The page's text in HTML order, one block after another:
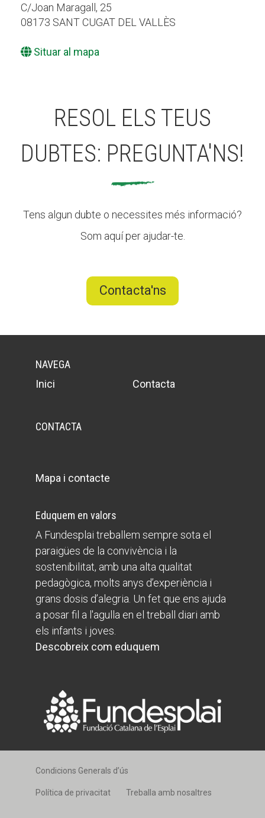
C/Joan Maragall, 25
08173 SANT CUGAT DEL VALLÈS
Situar al mapa
RESOL ELS TEUS
DUBTES: PREGUNTA'NS!
Tens algun dubte o necessites més informació?
Som aquí per ajudar-te.
Contacta'ns
NAVEGA
Inici
Contacta
CONTACTA
Mapa i contacte
Eduquem en valors
A Fundesplai treballem sempre sota el
paraigües de la convivència i la
sostenibilitat, amb una alta qualitat
pedagògica, molts anys d’experiència i
grans dosis d’alegria. Un fet que ens ajuda
a posar fil a l'agulla en el treball diari amb
els infants i joves.
Descobreix com eduquem
Condicions Generals d’ús
Política de privacitat Treballa amb nosaltres